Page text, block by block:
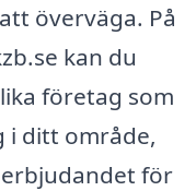
överväga. På
kan du
företag som
i ditt område,
för